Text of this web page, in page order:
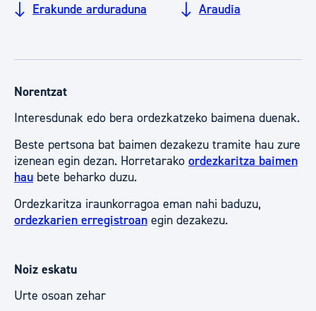
Erakunde arduraduna Araudia
Norentzat
Interesdunak edo bera ordezkatzeko baimena duenak.
Beste pertsona bat baimen dezakezu tramite hau zure
izenean egin dezan. Horretarako ordezkaritza baimen
hau bete beharko duzu.
Ordezkaritza iraunkorragoa eman nahi baduzu,
ordezkarien erregistroan egin dezakezu.
Noiz eskatu
Urte osoan zehar